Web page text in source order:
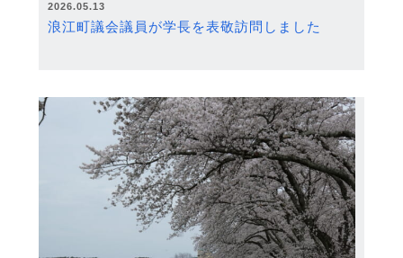
2026.05.13
浪江町議会議員が学長を表敬訪問しました